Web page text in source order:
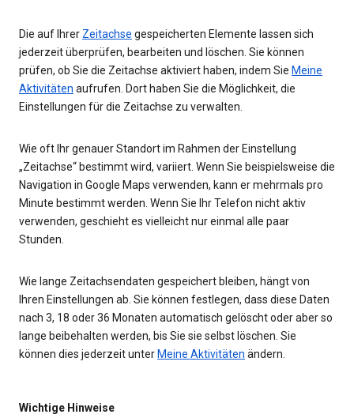
Die auf Ihrer Zeitachse gespeicherten Elemente lassen sich
jederzeit überprüfen, bearbeiten und löschen. Sie können
prüfen, ob Sie die Zeitachse aktiviert haben, indem Sie Meine
Aktivitäten aufrufen. Dort haben Sie die Möglichkeit, die
Einstellungen für die Zeitachse zu verwalten.
Wie oft Ihr genauer Standort im Rahmen der Einstellung
„Zeitachse“ bestimmt wird, variiert. Wenn Sie beispielsweise die
Navigation in Google Maps verwenden, kann er mehrmals pro
Minute bestimmt werden. Wenn Sie Ihr Telefon nicht aktiv
verwenden, geschieht es vielleicht nur einmal alle paar
Stunden.
Wie lange Zeitachsendaten gespeichert bleiben, hängt von
Ihren Einstellungen ab. Sie können festlegen, dass diese Daten
nach 3, 18 oder 36 Monaten automatisch gelöscht oder aber so
lange beibehalten werden, bis Sie sie selbst löschen. Sie
können dies jederzeit unter Meine Aktivitäten ändern.
Wichtige Hinweise